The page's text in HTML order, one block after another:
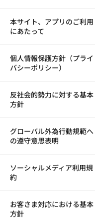
本サイト、アプリのご利用
にあたって
個人情報保護方針（プライ
バシーポリシー）
反社会的勢力に対する基本
方針
グローバル外為行動規範へ
の遵守意思表明
ソーシャルメディア利用規
約
お客さま対応における基本
方針